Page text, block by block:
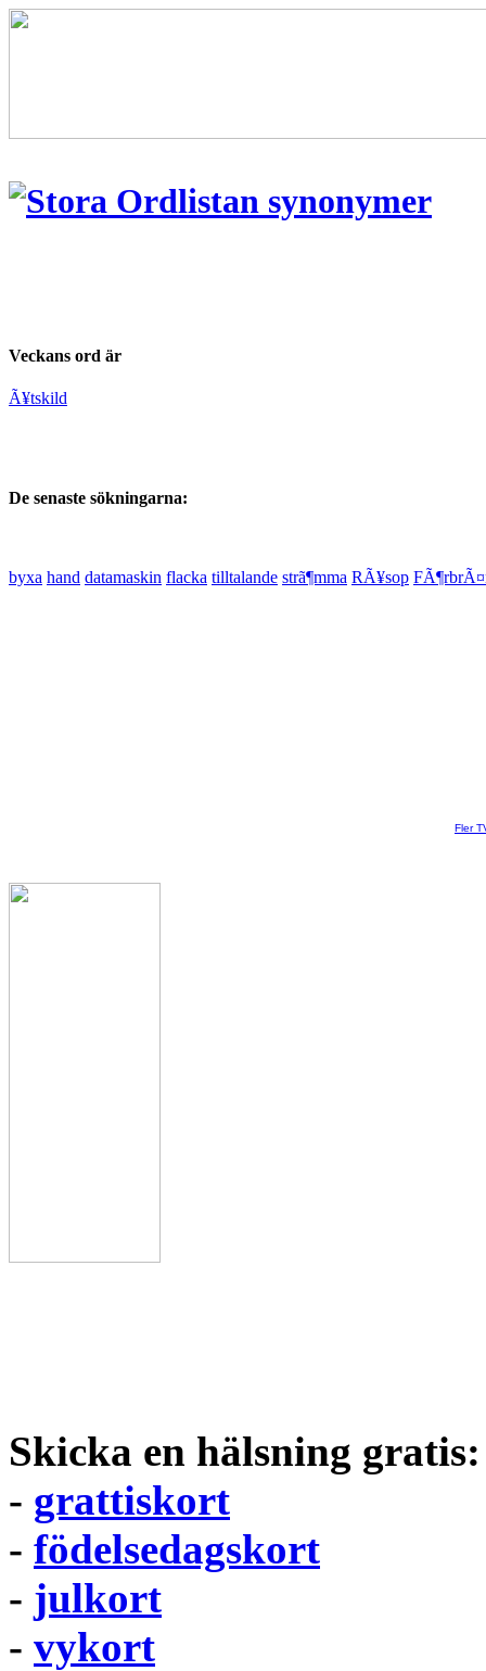
Veckans ord är
Ã¥tskild
De senaste sökningarna:
byxa hand datamaskin flacka tilltalande strã¶mma RÃ¥sop
Fler
Skicka en hälsning gratis:
- grattiskort
- födelsedagskort
- julkort
- vykort